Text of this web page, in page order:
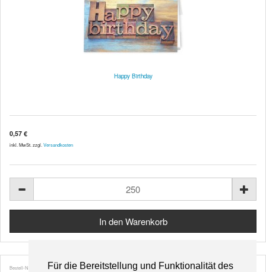
Für die Bereitstellung und Funktionalität des
Happy Birthday
0,57 €
inkl. MwSt. zzgl. Versandkosten
Bestell-Nr. 47335